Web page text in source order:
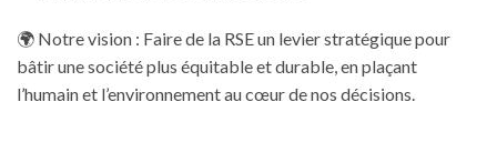
🌍 Notre vision : Faire de la RSE un levier stratégique pour
bâtir une société plus équitable et durable, en plaçant
l’humain et l’environnement au cœur de nos décisions.